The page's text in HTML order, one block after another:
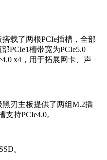
载了两根PCIe插槽，全部
PCIe1槽带宽为PCIe5.0
x4，用于拓展网卡、声
刃主板提供了两组M.2插
持PCIe4.0。
。